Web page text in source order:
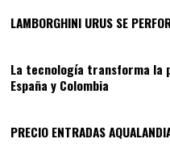
LAMBORGHINI URUS SE
La tecnología transforma la
España y Colombia
PRECIO ENTRADAS